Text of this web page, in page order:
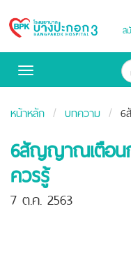
Bangpakok
ส
Toggle
หน้าหลัก บทความ 6
6สัญญาณเตือน
ควรรู้
7 ต.ค. 2563